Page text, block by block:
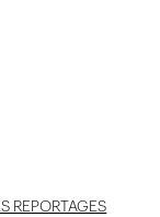
REPORTAGES